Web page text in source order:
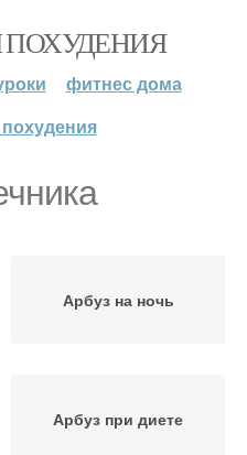
фитнес дома
Арбуз на ночь
Арбуз при диете